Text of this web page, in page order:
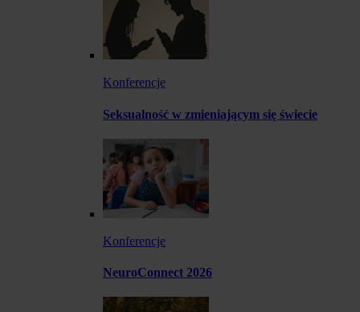
Konferencje
Seksualność w zmieniającym się świecie
Konferencje
NeuroConnect 2026